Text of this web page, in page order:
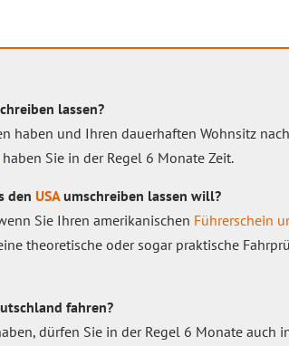
lassen?
haben und Ihren dauerhaften Wohnsitz
haben Sie in der Regel 6 Monate Zeit.
den USAumschreiben lassen will?
Sie Ihren amerikanischen Führerschein
theoretische oder sogar praktische
fahren?
dürfen Sie in der Regel 6 Monate auch